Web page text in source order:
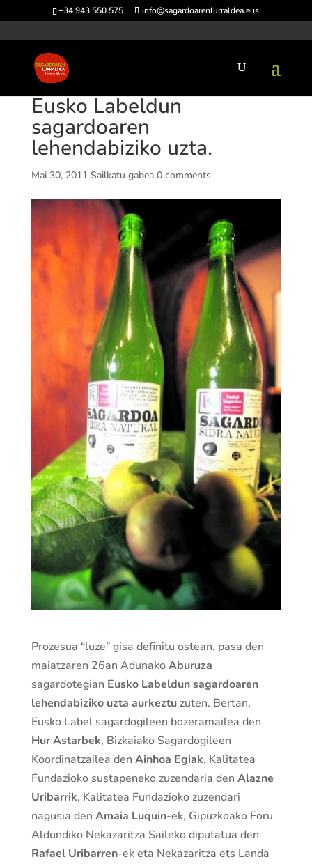
+34 943 550 575 info@sagardoarenlurraldea.eus
Eusko Labeldun
sagardoaren
lehendabiziko uzta.
Mai 30, 2011 Sailkatu gabea 0 comments
Prozesua “luze” gisa definitu ostean, pasa den
maiatzaren 26an AdunakoAburuza
sagardotegian Eusko Labeldun sagardoaren
lehendabiziko uzta aurkeztuzuten. Bertan,
Eusko Label sagardogileen bozeramailea den
Hur Astarbek, Bizkaiako Sagardogileen
Koordinatzailea den Ainhoa Egiak, Kalitatea
Fundazioko sustapeneko zuzendaria den Alazne
Uribarrik, Kalitatea Fundazioko zuzendari
nagusia den Amaia Luquin-ek, Gipuzkoako Foru
Aldundiko Nekazaritza Saileko diputatua den
Rafael Uribarren-ek eta Nekazaritza ets Landa